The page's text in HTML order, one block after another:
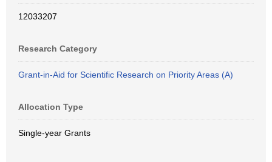
12033207
Research Category
Grant-in-Aid for Scientific Research on Priority Areas (A)
Allocation Type
Single-year Grants